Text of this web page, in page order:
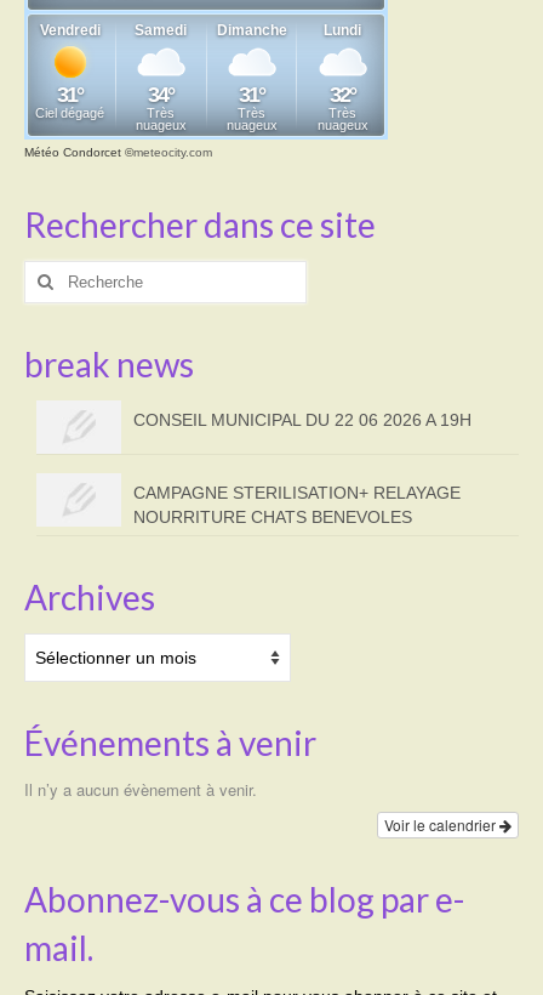
Correspondants de presse
LE BRULAGE DES VEGETAUX
DECHETS VERTS
Météo Condorcet ©meteocity.com
Rechercher dans ce site
Rechercher
break news
CONSEIL MUNICIPAL DU 22 06 2026 A 19H
CAMPAGNE STERILISATION+ RELAYAGE
NOURRITURE CHATS BENEVOLES
Archives
Événements à venir
Il n’y a aucun évènement à venir.
Voir le calendrier
Abonnez-vous à ce blog par e-
mail.